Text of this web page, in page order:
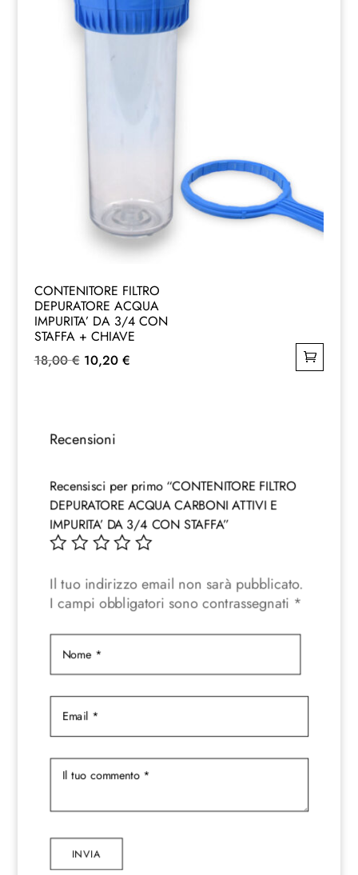
CONTENITORE FILTRO
DEPURATORE ACQUA
IMPURITA’ DA 3/4 CON
STAFFA + CHIAVE
18,00€ Il
18,00 €.
10,20 €Il
Recensioni
Recensisci per primo “CONTENITORE FILTRO
DEPURATORE ACQUA CARBONI ATTIVI E
IMPURITA’ DA 3/4 CON STAFFA”
Il tuo indirizzo email non sarà pubblicato.
I campi obbligatori sono contrassegnati *
INVIA